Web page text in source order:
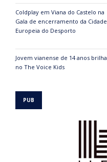
Coldplay em Viana do Castelo na
Gala de encerramento da Cidade
Europeia do Desporto
Jovem vianense de 14 anos brilha
no The Voice Kids